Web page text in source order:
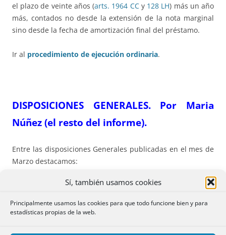
Sí, también usamos cookies
Principalmente usamos las cookies para que todo funcione bien y para
estadísticas propias de la web.
el plazo de veinte años (arts. 1964 CCy 128 LH) más un año
más, contados no desde la extensión de la nota marginal
sino desde la fecha de amortización final del préstamo.
Ir al procedimiento de ejecución ordinaria.
DISPOSICIONES GENERALES. Por Maria
Núñez (el resto del informe).
Entre las disposiciones Generales publicadas en el mes de
Marzo destacamos:
La Ley 4/2022: Consumidores y usuarios en